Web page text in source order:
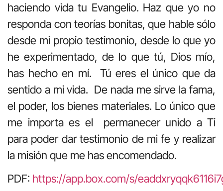
haciendo vida tu Evangelio. Haz que yo no
responda con teorías bonitas, que hable sólo
desde mi propio testimonio, desde lo que yo
he experimentado, de lo que tú, Dios mío,
has hecho en mí. Tú eres el único que da
sentido a mi vida. De nada me sirve la fama,
el poder, los bienes materiales. Lo único que
me importa es el permanecer unido a Ti
para poder dar testimonio de mi fe y realizar
la misión que me has encomendado.
PDF: https://app.box.com/s/